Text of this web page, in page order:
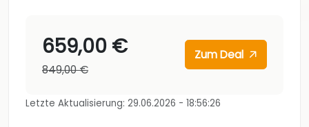
659,00 €
849,00 €
Zum Deal
Letzte Aktualisierung: 29.06.2026 - 18:56:26